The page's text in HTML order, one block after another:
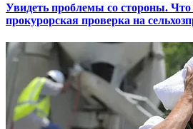
Увидеть проблемы со стороны. Что
прокурорская проверка на